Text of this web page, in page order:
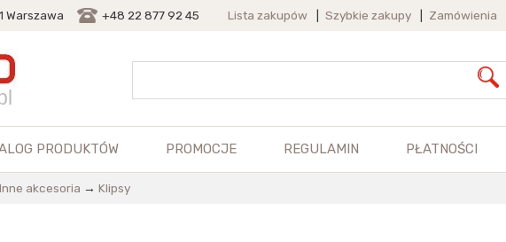
Warszawa +48 22 877 92 45 Lista zakupów Szybkie zakupy Zamówienia
PRODUKTÓW PROMOCJE REGULAMIN PŁATNOŚCI
Inne akcesoria → Klipsy